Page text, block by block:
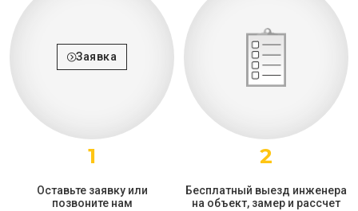
Заявка
1
Оставьте заявку или
позвоните нам
2
Бесплатный выезд инженера
на объект, замер и рассчет